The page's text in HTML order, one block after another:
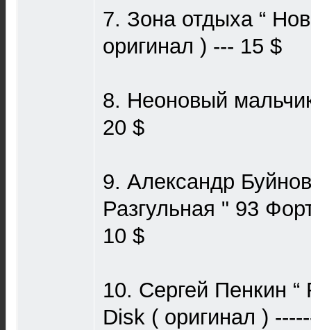
7. Зона отдыха “
оригинал ) --- 15 $
8. Неоновый
20 $
9. Александр
Разгульная " 93
10 $
10. Сергей Пенкин “
Disk ( оригинал )